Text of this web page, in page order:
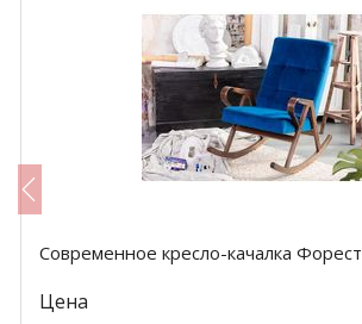
Современное кресло-качалка Форест
Цена